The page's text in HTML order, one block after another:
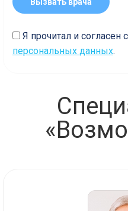
Я прочитал и согласен с
персональных данных.